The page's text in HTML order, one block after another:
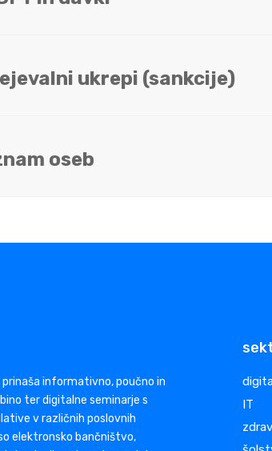
ukrepi (sankcije)
oseb
prinaša informativno, poučno in
ter digitalne seminarje s
v različnih poslovnih
elektronsko bančništvo,
IT